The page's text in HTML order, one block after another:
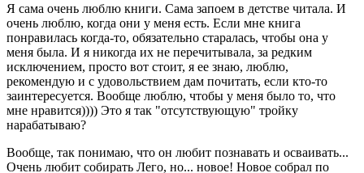
Я сама очень люблю книги. Сама запоем в детстве читала. И
очень люблю, когда они у меня есть. Если мне книга
понравилась когда-то, обязательно старалась, чтобы она у
меня была. И я никогда их не перечитывала, за редким
исключением, просто вот стоит, я ее знаю, люблю,
рекомендую и с удовольствием дам почитать, если кто-то
заинтересуется. Вообще люблю, чтобы у меня было то, что
мне нравится)))) Это я так "отсутствующую" тройку
нарабатываю?
Вообще, так понимаю, что он любит познавать и осваивать...
Очень любит собирать Лего, но... новое! Новое собрал по